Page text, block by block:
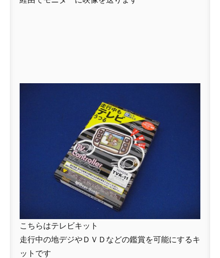
こちらはテレビキット
走行中の地デジやＤＶＤなどの鑑賞を可能にするキ
ットです